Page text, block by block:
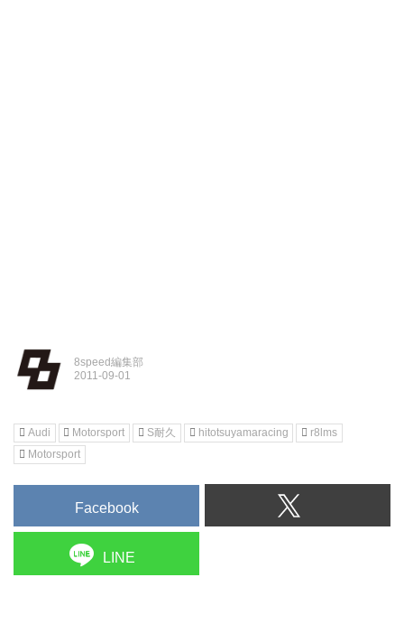
8speed編集部
Audi Motorsport S耐久 hitotsuyamaracing
r8lms
Motorsport
Facebook
LINE